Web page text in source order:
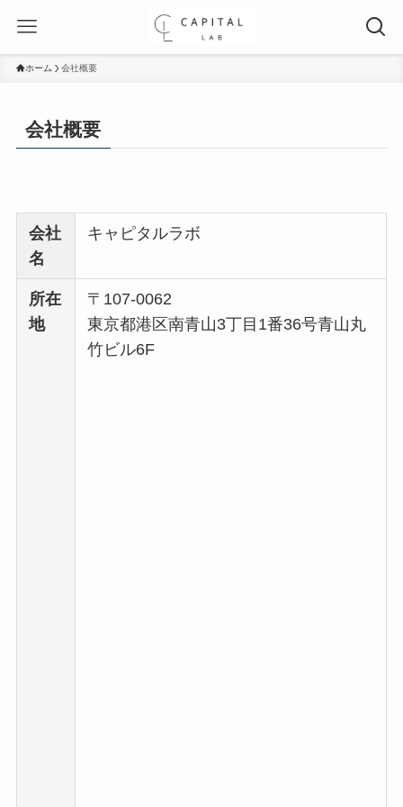
ホーム 会社概要
会社概要
会社
名
キャピタルラボ
所在
地
〒107-0062
東京都港区南青山3丁目1番36号青山丸
竹ビル6F